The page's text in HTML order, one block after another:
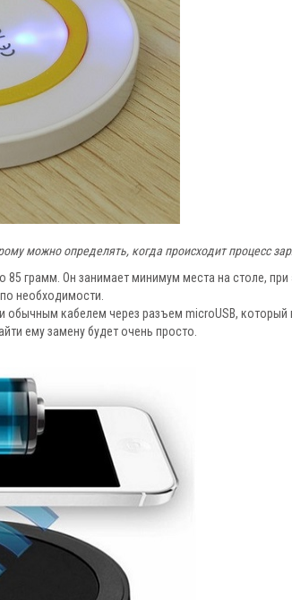
можно определять, когда происходит процесс
85 грамм. Он занимает минимум места на столе, при
необходимости.
обычным кабелем через разъем microUSB, который
ему замену будет очень просто.